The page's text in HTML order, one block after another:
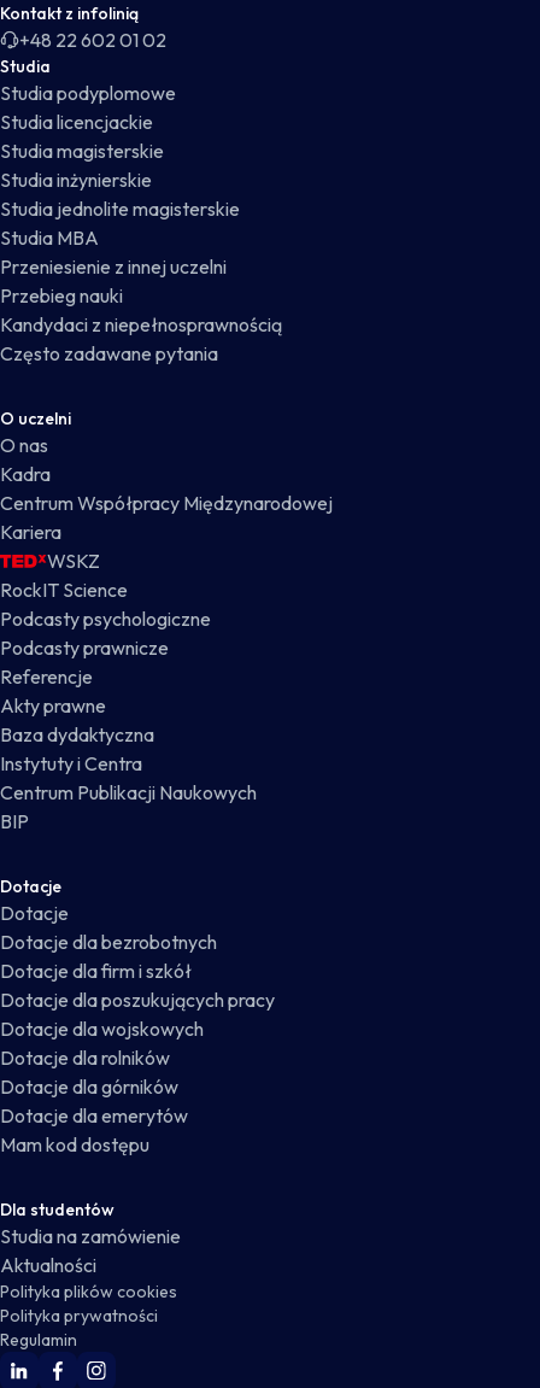
Kontakt z infolinią
+48 22 602 01 02
Studia
Studia podyplomowe
Studia licencjackie
Studia magisterskie
Studia inżynierskie
Studia jednolite magisterskie
Studia MBA
Przeniesienie z innej uczelni
Przebieg nauki
Kandydaci z niepełnosprawnością
Często zadawane pytania
O uczelni
O nas
Kadra
Centrum Współpracy Międzynarodowej
Kariera
WSKZ
RockIT Science
Podcasty psychologiczne
Podcasty prawnicze
Referencje
Akty prawne
Baza dydaktyczna
Instytuty i Centra
Centrum Publikacji Naukowych
BIP
Dotacje
Dotacje
Dotacje dla bezrobotnych
Dotacje dla firm i szkół
Dotacje dla poszukujących pracy
Dotacje dla wojskowych
Dotacje dla rolników
Dotacje dla górników
Dotacje dla emerytów
Mam kod dostępu
Dla studentów
Studia na zamówienie
Aktualności
Polityka plików cookies
Polityka prywatności
Regulamin
WSKZ Linkedin
WSKZ Facebook
WSKZ Instagram